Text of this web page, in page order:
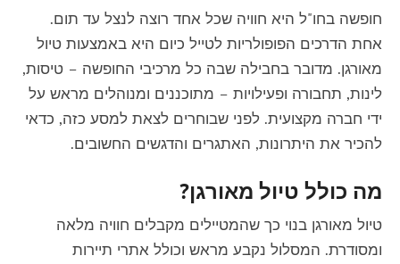
חופשה בחו"ל היא חוויה שכל אחד רוצה לנצל עד תום.
אחת הדרכים הפופולריות לטייל כיום היא באמצעות טיול
מאורגן. מדובר בחבילה שבה כל מרכיבי החופשה – טיסות,
לינות, תחבורה ופעילויות – מתוכננים ומנוהלים מראש על
ידי חברה מקצועית. לפני שבוחרים לצאת למסע כזה, כדאי
להכיר את היתרונות, האתגרים והדגשים החשובים.
מה כולל טיול מאורגן?
טיול מאורגן בנוי כך שהמטיילים מקבלים חוויה מלאה
ומסודרת. המסלול נקבע מראש וכולל אתרי תיירות